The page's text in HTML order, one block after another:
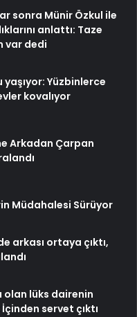
sonra Münir Özkul ile
anlattı: Taze
var dedi
Yüzbinlerce
kovalıyor
Arkadan Çarpan
Müdahalesi Sürüyor
arkası ortaya çıktı,
olan lüks dairenin
İçinden servet çıktı